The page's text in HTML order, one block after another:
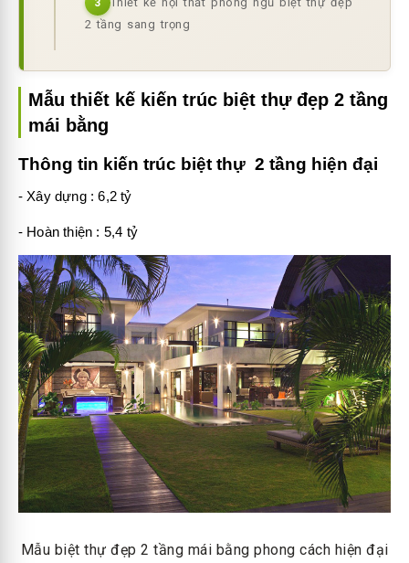
2 tầng sang trọng
Mẫu thiết kế kiến trúc biệt thự đẹp 2 tầng
mái bằng
Thông tin kiến trúc biệt thự 2 tầng hiện đại
- Xây dựng : 6,2 tỷ
- Hoàn thiện : 5,4 tỷ
Mẫu biệt thự đẹp 2 tầng mái bằng phong cách hiện đại